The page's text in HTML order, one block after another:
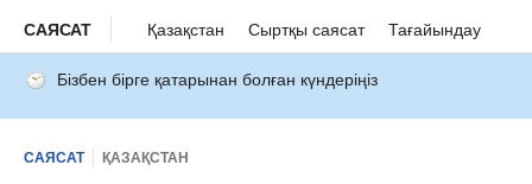
САЯСАТ Қазақстан Сыртқы саясат Тағайындау
Бізбен бірге қатарынан болған күндеріңіз
САЯСАТ ҚАЗАҚСТАН